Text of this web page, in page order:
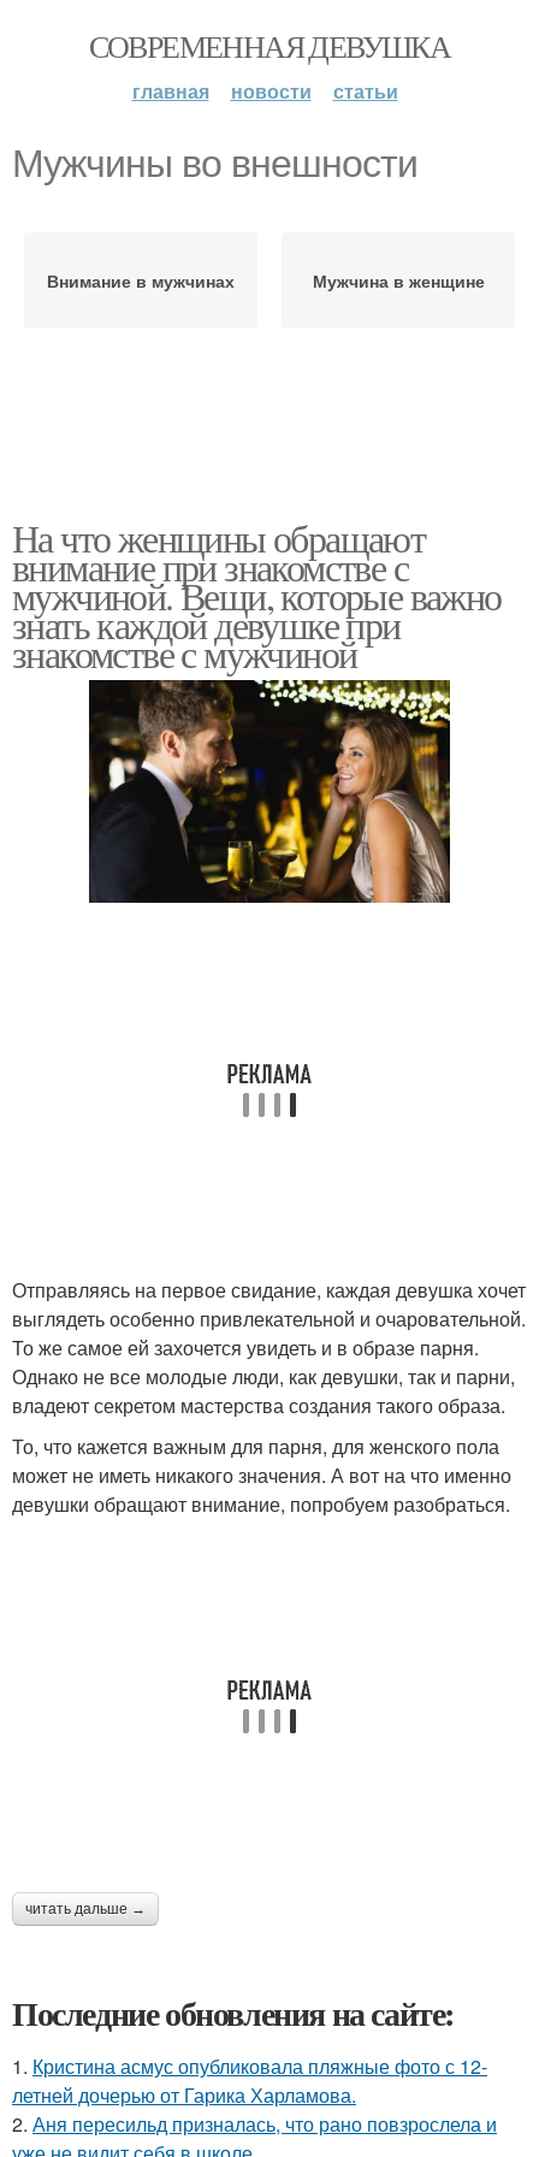
СОВРЕМЕННАЯ ДЕВУШКА
главная новости статьи
Мужчины во внешности
Внимание в мужчинах Мужчина в женщине
На что женщины обращают
внимание при знакомстве с
мужчиной. Вещи, которые важно
знать каждой девушке при
знакомстве с мужчиной
Отправляясь на первое свидание, каждая девушка хочет
выглядеть особенно привлекательной и очаровательной.
То же самое ей захочется увидеть и в образе парня.
Однако не все молодые люди, как девушки, так и парни,
владеют секретом мастерства создания такого образа.
То, что кажется важным для парня, для женского пола
может не иметь никакого значения. А вот на что именно
девушки обращают внимание, попробуем разобраться.
читать дальше →
Последние обновления на сайте:
1. Кристина асмус опубликовала пляжные фото с 12-
летней дочерью от Гарика Харламова.
2. Аня пересильд призналась, что рано повзрослела и